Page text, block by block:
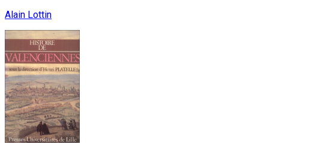
Alain Lottin